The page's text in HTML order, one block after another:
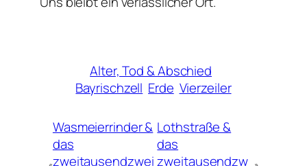
Alter, Tod & Abschied
Bayrischzell Erde Vierzeiler
Wasmeierrinder &
das
zweitausendzwei
Lothstraße &
das
zweitausendzw